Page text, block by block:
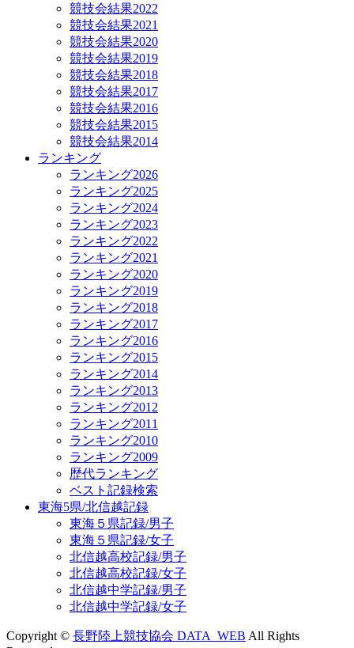
競技会結果2022
競技会結果2021
競技会結果2020
競技会結果2019
競技会結果2018
競技会結果2017
競技会結果2016
競技会結果2015
競技会結果2014
ランキング
ランキング2026
ランキング2025
ランキング2024
ランキング2023
ランキング2022
ランキング2021
ランキング2020
ランキング2019
ランキング2018
ランキング2017
ランキング2016
ランキング2015
ランキング2014
ランキング2013
ランキング2012
ランキング2011
ランキング2010
ランキング2009
歴代ランキング
ベスト記録検索
東海5県/北信越記録
東海５県記録/男子
東海５県記録/女子
北信越高校記録/男子
北信越高校記録/女子
北信越中学記録/男子
北信越中学記録/女子
Copyright © 長野陸上競技協会 DATA_WEB All Rights